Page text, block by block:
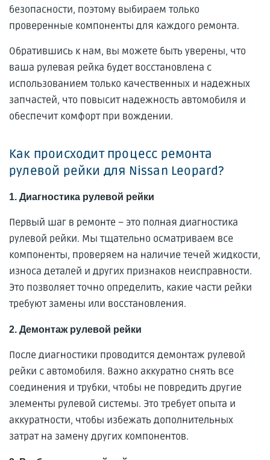
безопасности, поэтому выбираем только
проверенные компоненты для каждого ремонта.
Обратившись к нам, вы можете быть уверены, что
ваша рулевая рейка будет восстановлена с
использованием только качественных и надежных
запчастей, что повысит надежность автомобиля и
обеспечит комфорт при вождении.
Как происходит процесс ремонта
рулевой рейки для Nissan Leopard?
1. Диагностика рулевой рейки
Первый шаг в ремонте – это полная диагностика
рулевой рейки. Мы тщательно осматриваем все
компоненты, проверяем на наличие течей жидкости,
износа деталей и других признаков неисправности.
Это позволяет точно определить, какие части рейки
требуют замены или восстановления.
2. Демонтаж рулевой рейки
После диагностики проводится демонтаж рулевой
рейки с автомобиля. Важно аккуратно снять все
соединения и трубки, чтобы не повредить другие
элементы рулевой системы. Это требует опыта и
аккуратности, чтобы избежать дополнительных
затрат на замену других компонентов.